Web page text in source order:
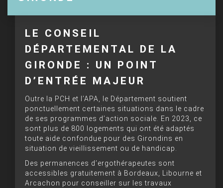
LE CONSEIL
DÉPARTEMENTAL DE LA
GIRONDE : UN POINT
D’ENTRÉE MAJEUR
Outre la PCH et l’APA, le Département soutient
ponctuellement certaines situations dans le cadre
de ses programmes d’action sociale. En 2023, ce
sont plus de 800 logements qui ont été adaptés
toute aide confondue pour des Girondins en
situation de vieillissement ou de handicap.
Des permanences d’ergothérapeutes sont
accessibles gratuitement à Bordeaux, Libourne et
Arcachon pour conseiller sur les travaux